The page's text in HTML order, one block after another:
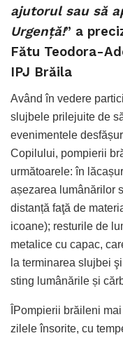
ajutorul sau să
Urgenţă!” a
Fătu Teodora-
IPJ Brăila
Având în vedere
slujbele prilejuite de
evenimentele
Copilului, pompierii
următoarele: în
așezarea lumânărilor
distanță faţă de
icoane); resturile de
metalice cu capac,
la terminarea slujbei
sting lumânările și
ÎPompierii brăileni
zilele însorite, cu